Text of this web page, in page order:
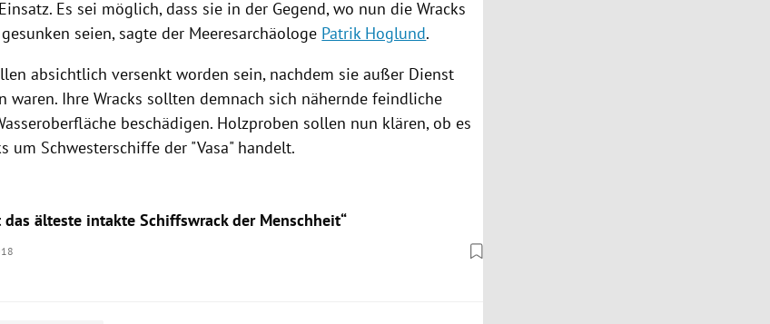
Es sei möglich, dass sie in der Gegend, wo nun dieWracks
seien, sagte der Meeresarchäologe Patrik Hoglund.
absichtlich versenkt worden sein, nachdem sie außer Dienst
waren. IhreWracks sollten demnach sich nähernde feindliche
beschädigen. Holzproben sollen nun klären, ob es
um Schwesterschiffe der "Vasa" handelt.
das älteste intakte Schiffswrack der Menschheit“